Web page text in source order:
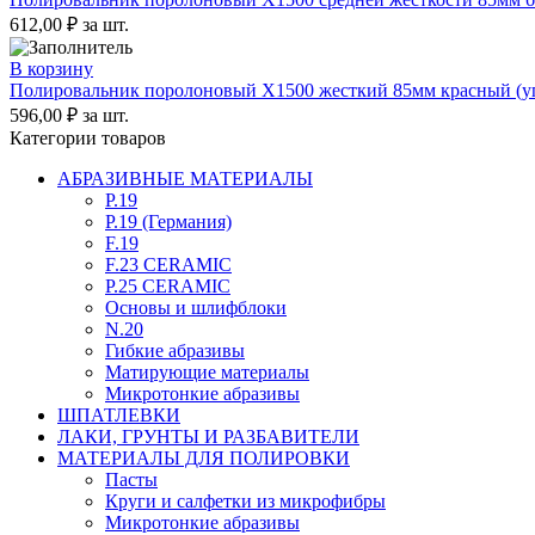
612,00 ₽ за шт.
В корзину
Полировальник поролоновый X1500 жесткий 85мм красный
596,00 ₽ за шт.
Категории товаров
АБРАЗИВНЫЕ МАТЕРИАЛЫ
P.19
P.19 (Германия)
F.19
F.23 CERAMIC
P.25 CERAMIC
Основы и шлифблоки
N.20
Гибкие абразивы
Матирующие материалы
Микротонкие абразивы
ШПАТЛЕВКИ
ЛАКИ, ГРУНТЫ И РАЗБАВИТЕЛИ
МАТЕРИАЛЫ ДЛЯ ПОЛИРОВКИ
Пасты
Круги и салфетки из микрофибры
Микротонкие абразивы